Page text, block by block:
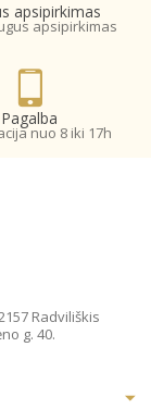
apsipirkimas
apsipirkimas
Pagalba
nuo 8 iki 17h
Radviliškis
g. 40.